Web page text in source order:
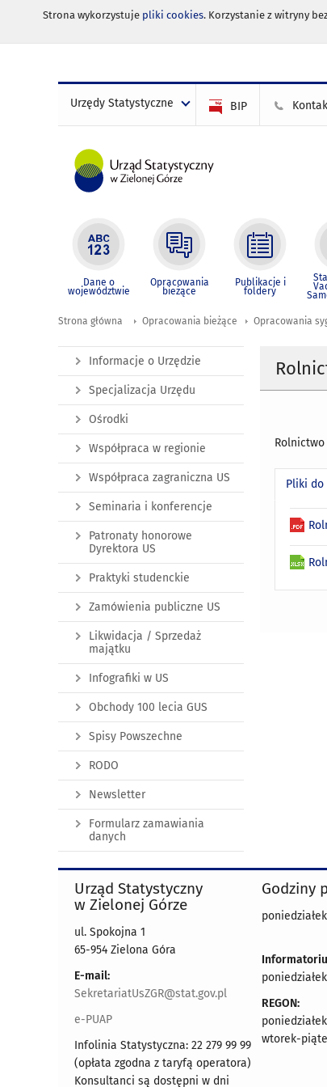
Strona wykorzystuje pliki cookies. Korzystanie z witryny
Urzędy Statystyczne BIP
Dane o
województwie
Opracowania
bieżące
Publikacje i
foldery
Strona główna Opracowania bieżące Opracowania
Pliki do
Informacje o Urzędzie
Specjalizacja Urzędu
Ośrodki
Współpraca w regionie
Współpraca zagraniczna US
Seminaria i konferencje
Patronaty honorowe
Dyrektora US
Praktyki studenckie
Zamówienia publiczne US
Likwidacja / Sprzedaż
majątku
Infografiki w US
Obchody 100 lecia GUS
Spisy Powszechne
RODO
Newsletter
Formularz zamawiania
danych
Urząd Statystyczny
w Zielonej Górze
ul. Spokojna 1
65-954 Zielona Góra
E-mail:
SekretariatUsZGR@stat.gov.pl
e-PUAP
Infolinia Statystyczna: 22 279 99 99
(opłata zgodna z taryfą operatora)
Konsultanci są dostępni w dni
Godziny
REGON:
wtorek-